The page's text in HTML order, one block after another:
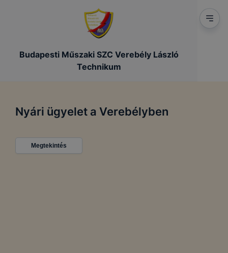
Budapesti Műszaki SZC Verebély László
Technikum
Nyári ügyelet a Verebélyben
Megtekintés